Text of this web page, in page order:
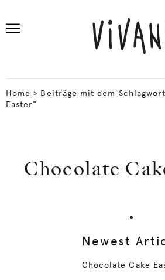
Home > Beiträge mit dem
Easter"
Chocolate
Newest
Chocolate Cake